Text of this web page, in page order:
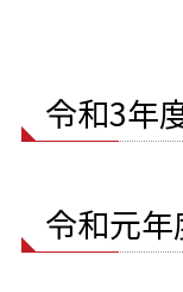
令和3年
令和元